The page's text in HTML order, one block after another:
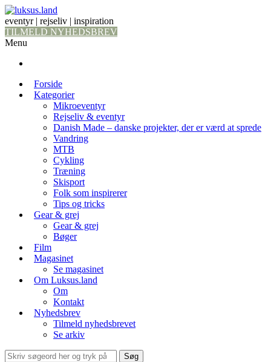
eventyr | rejseliv | inspiration
TILMELD NYHEDSBREV
Menu
Forside
Kategorier
Mikroeventyr
Rejseliv & eventyr
Danish Made – danske projekter, der er værd at sprede
Vandring
MTB
Cykling
Træning
Skisport
Folk som inspirerer
Tips og tricks
Gear & grej
Gear & grej
Bøger
Film
Magasinet
Se magasinet
Om Luksus.land
Om
Kontakt
Nyhedsbrev
Tilmeld nyhedsbrevet
Se arkiv